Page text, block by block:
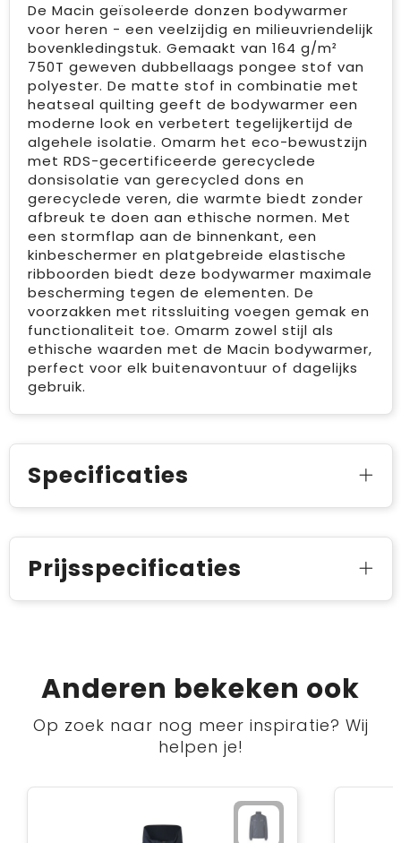
De Macin geïsoleerde donzen bodywarmer
voor heren - een veelzijdig en milieuvriendelijk
bovenkledingstuk. Gemaakt van 164 g/m²
750T geweven dubbellaags pongee stof van
polyester. De matte stof in combinatie met
heatseal quilting geeft de bodywarmer een
moderne look en verbetert tegelijkertijd de
algehele isolatie. Omarm het eco-bewustzijn
met RDS-gecertificeerde gerecyclede
donsisolatie van gerecycled dons en
gerecyclede veren, die warmte biedt zonder
afbreuk te doen aan ethische normen. Met
een stormflap aan de binnenkant, een
kinbeschermer en platgebreide elastische
ribboorden biedt deze bodywarmer maximale
bescherming tegen de elementen. De
voorzakken met ritssluiting voegen gemak en
functionaliteit toe. Omarm zowel stijl als
ethische waarden met de Macin bodywarmer,
perfect voor elk buitenavontuur of dagelijks
gebruik.
Specificaties
Prijsspecificaties
Anderen bekeken ook
Op zoek naar nog meer inspiratie? Wij
helpen je!